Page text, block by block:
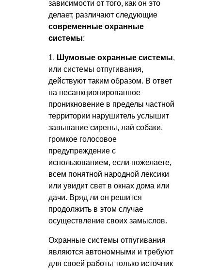
зависимости от того, как он это
делает, различают следующие
современные охранные
системы:
1. Шумовые охранные системы,
или системы отпугивания,
действуют таким образом. В ответ
на несанкционированное
проникновение в пределы частной
территории нарушитель услышит
завывание сирены, лай собаки,
громкое голосовое
предупреждение с
использованием, если пожелаете,
всем понятной народной лексики
или увидит свет в окнах дома или
дачи. Вряд ли он решится
продолжить в этом случае
осуществление своих замыслов.
Охранные системы отпугивания
являются автономными и требуют
для своей работы только источник